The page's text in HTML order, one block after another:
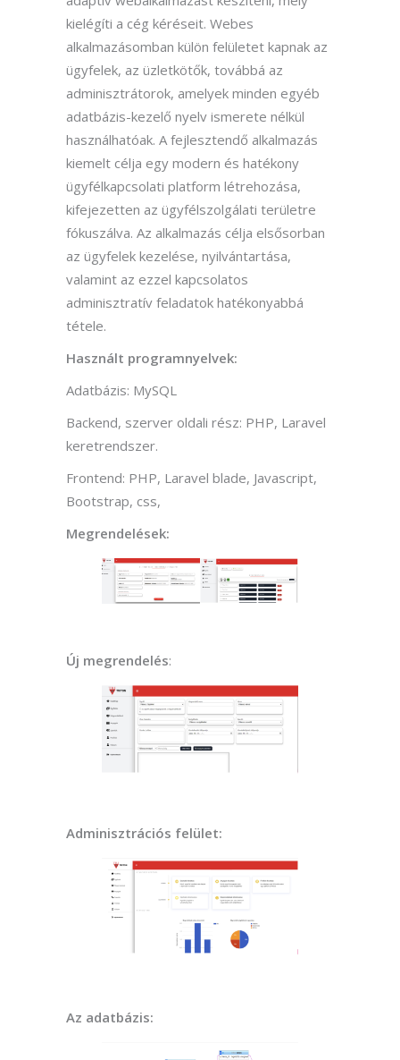
kielégíti a cég kéréseit. Webes
alkalmazásomban külön felületet kapnak az
ügyfelek, az üzletkötők, továbbá az
adminisztrátorok, amelyek minden egyéb
adatbázis-kezelő nyelv ismerete nélkül
használhatóak. A fejlesztendő alkalmazás
kiemelt célja egy modern és hatékony
ügyfélkapcsolati platform létrehozása,
kifejezetten az ügyfélszolgálati területre
fókuszálva. Az alkalmazás célja elsősorban
az ügyfelek kezelése, nyilvántartása,
valamint az ezzel kapcsolatos
adminisztratív feladatok hatékonyabbá
tétele.
Használt programnyelvek:
Adatbázis: MySQL
Backend, szerver oldali rész: PHP, Laravel
keretrendszer.
Frontend: PHP, Laravel blade, Javascript,
Bootstrap, css,
Megrendelések:
Új megrendelés:
Adminisztrációs felület:
Az adatbázis: